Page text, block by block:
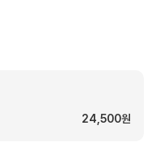
24,500원